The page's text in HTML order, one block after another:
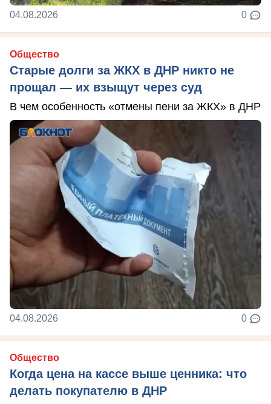
04.08.2026 0
Общество
Старые долги за ЖКХ в ДНР никто не
прощал — их взыщут через суд
В чем особенность «отмены пени за ЖКХ» в ДНР
04.08.2026 0
Общество
Когда цена на кассе выше ценника: что
делать покупателю в ДНР